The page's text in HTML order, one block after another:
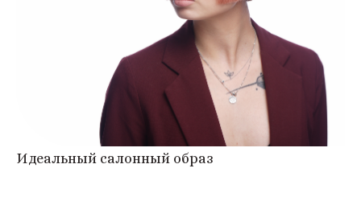
Идеальный салонный образ